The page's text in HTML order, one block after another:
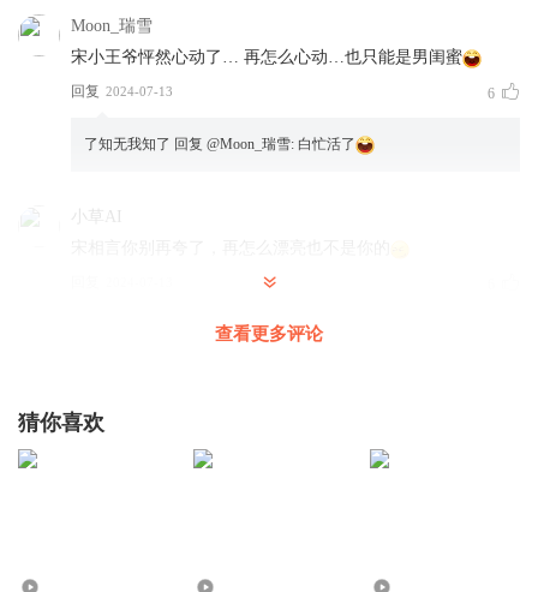
Moon_瑞雪
宋小王爷怦然心动了… 再怎么心动…也只能是男闺蜜
回复 2024-07-13 6
了知无我知了 回复 @Moon_瑞雪: 白忙活了
小草AI
回复 @小草AI: 夸夸心里平衡
甜甜的夕颜
作者为什么要这样对待宋相言呢？ 多好的一位小王爷呀！ 他
完全可以担起主角的呀，来个长篇番外，给他安排那个贴心
醴酽无声清笛幽幽
查看更多评论
猜你喜欢